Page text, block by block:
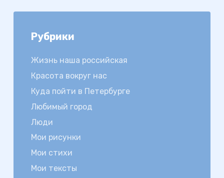
Рубрики
Жизнь наша российская
Красота вокруг нас
Куда пойти в Петербурге
Любимый город
Люди
Мои рисунки
Мои стихи
Мои тексты